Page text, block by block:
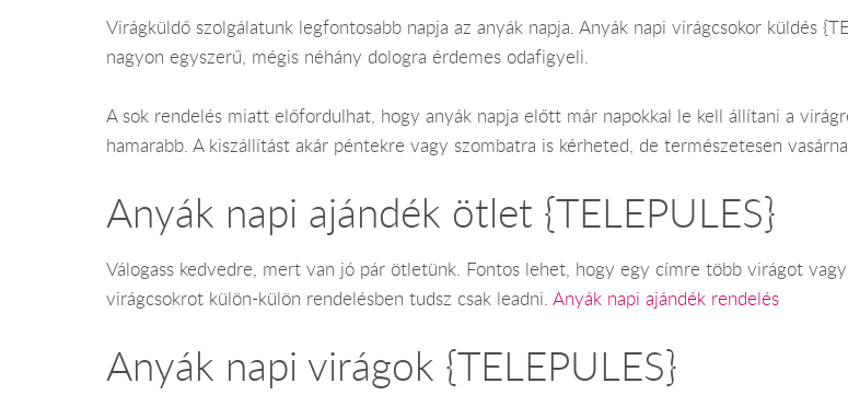
Virágküldő szolgálatunk legfontosabb napja az anyák napja. Anyák napi virágcsokor küldés
nagyon egyszerű, mégis néhány dologra érdemes odafigyeli.
A sok rendelés miatt előfordulhat, hogy anyák napja előtt már napokkal le kell állítani a
hamarabb. A kiszállítást akár péntekre vagy szombatra is kérheted, de természetesen
Anyák napi ajándék ötlet {TELEPULES}
Válogass kedvedre, mert van jó pár ötletünk. Fontos lehet, hogy egy címre több virágot
virágcsokrot külön-külön rendelésben tudsz csak leadni. Anyák napi ajándék rendelés
Anyák napi virágok {TELEPULES}